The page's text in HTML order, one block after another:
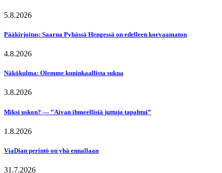
5.8.2026
Pääkirjoitus: Saarna Pyhässä Hengessä on edelleen korvaamaton
4.8.2026
Näkökulma: Olemme kuninkaallista sukua
3.8.2026
Miksi uskon? — ”Aivan ihmeellisiä juttuja tapahtui”
1.8.2026
ViaDian perintö on yhä ennallaan
31.7.2026